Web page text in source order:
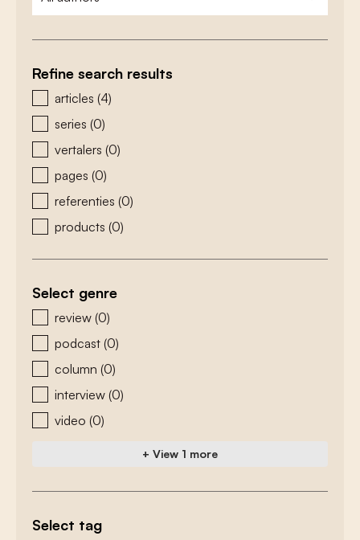
Refine search results
zoeken - type
articles (4)
series (0)
vertalers (0)
pages (0)
referenties (0)
products (0)
Select genre
zoeken - genre
review (0)
podcast (0)
column (0)
interview (0)
video (0)
+ View 1 more
Select tag